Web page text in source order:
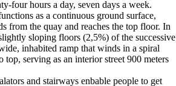
four hours a day, seven days a week.
as a continuous ground surface,
from the quay and reaches the top floor. In
sloping floors (2,5%) of the successive
inhabited ramp that winds in a spiral
top, serving as an interior street 900 meters
and stairways enbable people to get